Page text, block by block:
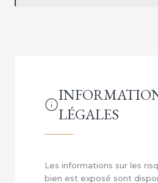
LÉGALES
Les informations sur les
bien est exposé sont